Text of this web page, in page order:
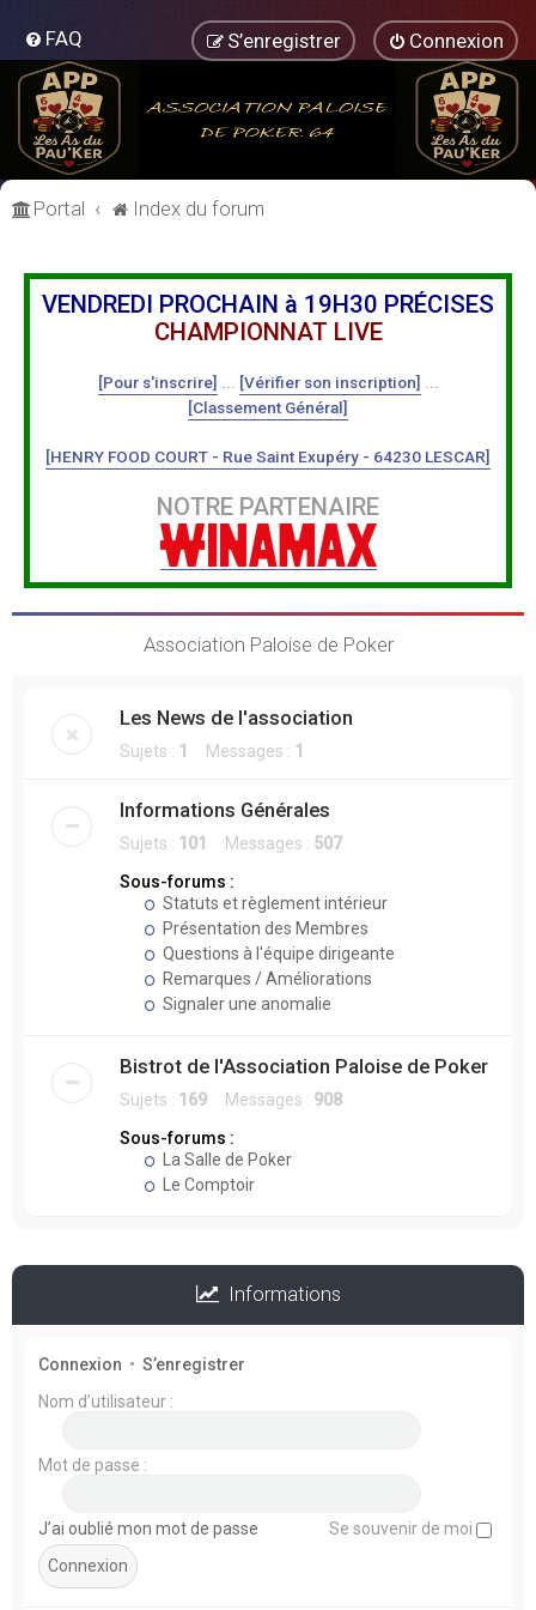
FAQ Connexion
S’enregistrer
Portal Index du forum
VENDREDI PROCHAIN à 19H30 PRÉCISES
CHAMPIONNAT LIVE
[Pour s'inscrire] [Vérifier son inscription]
[Classement Général]
[HENRY FOOD COURT - Rue Saint Exupéry - 64230 LESCAR]
NOTRE PARTENAIRE
Association Paloise de Poker
Les News de l'association
Sujets : 1 Messages : 1
Informations Générales
Sujets : 101 Messages : 507
Sous-forums :
Statuts et règlement intérieur
Présentation des Membres
Questions à l'équipe dirigeante
Remarques / Améliorations
Signaler une anomalie
Bistrot de l'Association Paloise de Poker
Sujets : 169 Messages : 908
Sous-forums :
La Salle de Poker
Le Comptoir
Informations
Connexion • S’enregistrer
Nom d’utilisateur :
Mot de passe :
J’ai oublié mon mot de passe Se souvenir de moi